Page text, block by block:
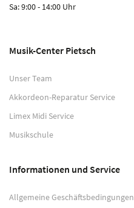
Sa: 9:00 - 14:00 Uhr
Musik-Center Pietsch
Unser Team
Akkordeon-Reparatur Service
Limex Midi Service
Musikschule
Informationen und Service
Allgemeine Geschäftsbedingungen